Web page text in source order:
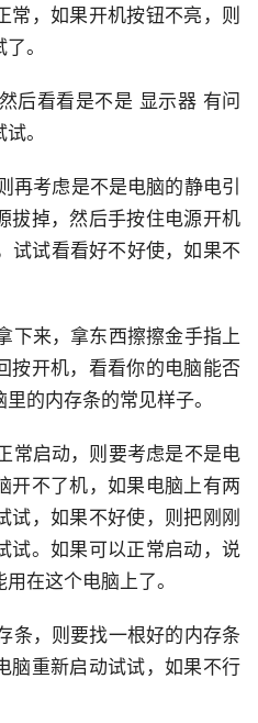
常，如果开机按钮不亮，则
。
看看是不是 显示器 有问
。
考虑是不是电脑的静电引
拔掉，然后手按住电源开机
试试看看好不好使，如果不
来，拿东西擦擦金手指上
按开机，看看你的电脑能否
的内存条的常见样子。
启动，则要考虑是不是电
开不了机，如果电脑上有两
试，如果不好使，则把刚刚
试。如果可以正常启动，说
用在这个电脑上了。
，则要找一根好的内存条
脑重新启动试试，如果不行